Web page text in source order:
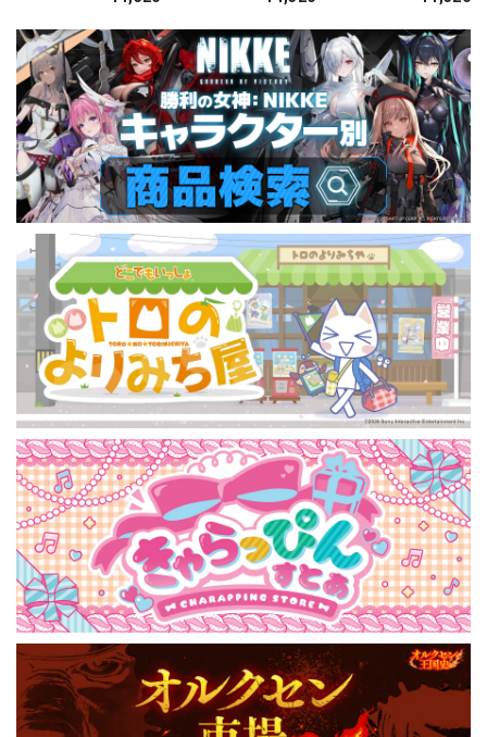
ォーチュンメイト
シャープレッスン